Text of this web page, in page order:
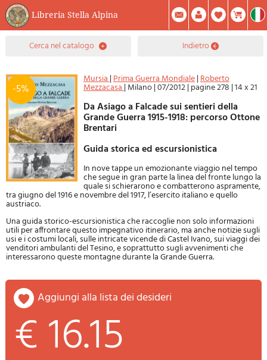
Libreria Stella Alpina
0 Prodotto(i) Attualmente Nel Carrello Riepilogo
Facebook
Registrati Mod. Password
cerca nel catalogo indietro
-5%
Mursia|Prima Guerra Mondiale|Roberto
Mezzacasa| Milano|07/2012| pagine 278 |14 x 21
Da Asiago a Falcade sui sentieri della
Grande Guerra 1915-1918: percorso Ottone
Brentari
Guida storica ed escursionistica
In nove tappe un emozionante viaggio nel tempo
che segue in gran parte la linea del fronte lungo la
quale si schierarono e combatterono aspramente,
tra giugno del 1916 e novembre del 1917, l’esercito italiano e quello
austriaco.
Una guida storico-escursionistica che raccoglie non solo informazioni
utili per affrontare questo impegnativo itinerario, ma anche notizie sugli
usi e i costumi locali, sulle intricate vicende di Castel Ivano, sui viaggi dei
venditori ambulanti del Tesino, e soprattutto sugli avvenimenti che
interessarono queste montagne durante la Grande Guerra.
aggiungi alla lista dei desideri
€ 16.15